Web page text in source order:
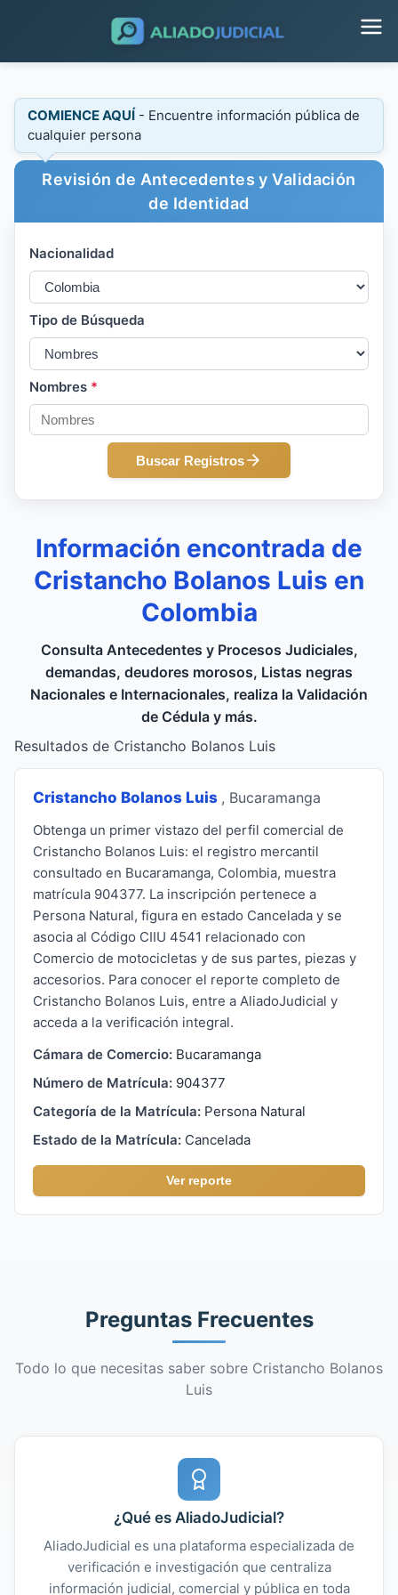
COMIENCE AQUÍ - Encuentre información pública de
cualquier persona
Revisión de Antecedentes y Validación
de Identidad
Nacionalidad
Tipo de Búsqueda
Nombres *
Buscar Registros
Información encontrada de
Cristancho Bolanos Luis en
Colombia
Consulta Antecedentes y Procesos Judiciales,
demandas, deudores morosos, Listas negras
Nacionales e Internacionales, realiza la Validación
de Cédula y más.
Resultados de Cristancho Bolanos Luis
Cristancho Bolanos Luis , Bucaramanga
Obtenga un primer vistazo del perfil comercial de
Cristancho Bolanos Luis: el registro mercantil
consultado en Bucaramanga, Colombia, muestra
matrícula 904377. La inscripción pertenece a
Persona Natural, figura en estado Cancelada y se
asocia al Código CIIU 4541 relacionado con
Comercio de motocicletas y de sus partes, piezas y
accesorios. Para conocer el reporte completo de
Cristancho Bolanos Luis, entre a AliadoJudicial y
acceda a la verificación integral.
Cámara de Comercio: Bucaramanga
Número de Matrícula: 904377
Categoría de la Matrícula: Persona Natural
Estado de la Matrícula: Cancelada
Ver reporte
Preguntas Frecuentes
Todo lo que necesitas saber sobre Cristancho Bolanos
Luis
¿Qué es AliadoJudicial?
AliadoJudicial es una plataforma especializada de
verificación e investigación que centraliza
información judicial, comercial y pública en toda